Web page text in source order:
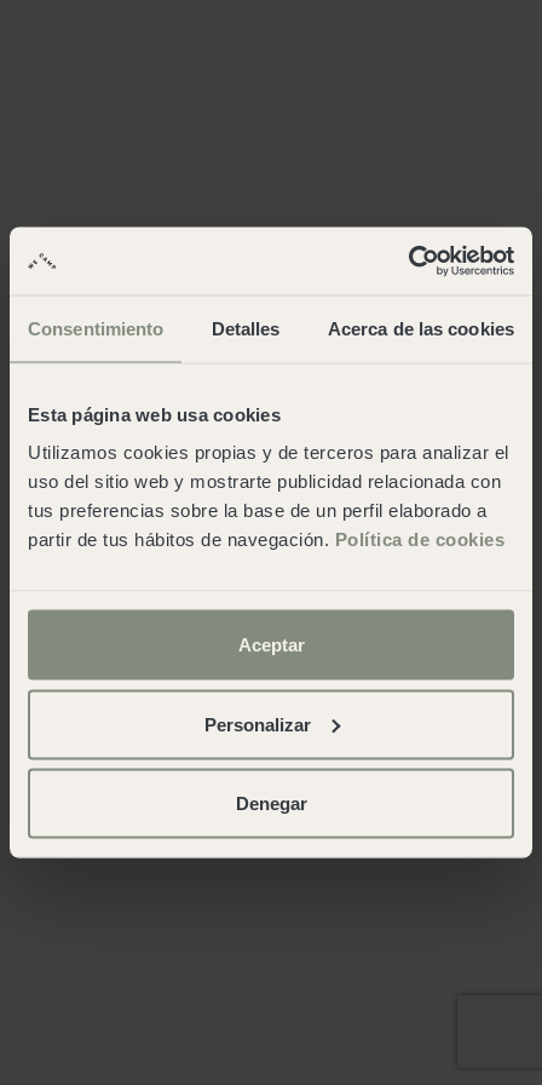
Consentimiento Detalles Acerca de las cookies
Esta página web usa cookies
Utilizamos cookies propias y de terceros para analizar el
uso del sitio web y mostrarte publicidad relacionada con
tus preferencias sobre la base de un perfil elaborado a
partir de tus hábitos de navegación. Política de cookies
Aceptar
Personalizar
Denegar